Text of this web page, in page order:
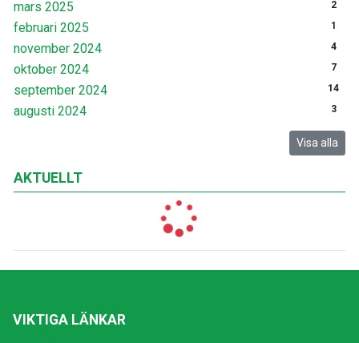
mars 2025 2
februari 2025 1
november 2024 4
oktober 2024 7
september 2024 14
augusti 2024 3
Visa alla
AKTUELLT
VIKTIGA LÄNKAR